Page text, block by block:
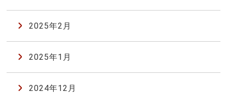
2025年2月
2025年1月
2024年12月